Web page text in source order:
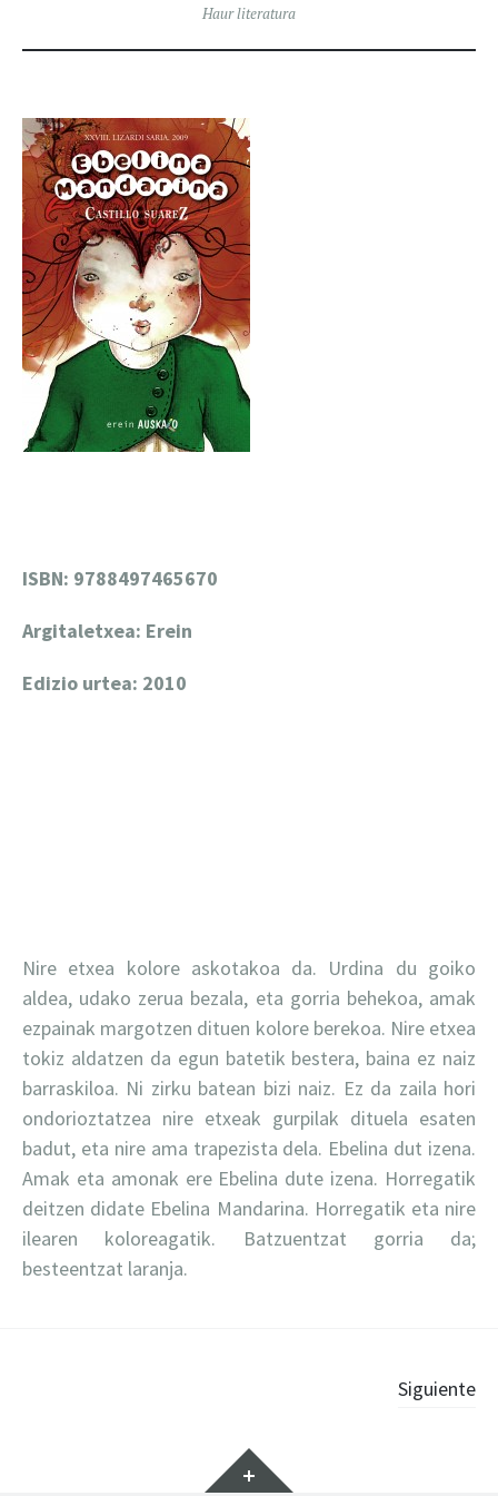
Haur literatura
ISBN: 9788497465670
Argitaletxea: Erein
Edizio urtea: 2010
Nire etxea kolore askotakoa da. Urdina du goiko
aldea, udako zerua bezala, eta gorria behekoa, amak
ezpainak margotzen dituen kolore berekoa. Nire etxea
tokiz aldatzen da egun batetik bestera, baina ez naiz
barraskiloa. Ni zirku batean bizi naiz. Ez da zaila hori
ondorioztatzea nire etxeak gurpilak dituela esaten
badut, eta nire ama trapezista dela. Ebelina dut izena.
Amak eta amonak ere Ebelina dute izena. Horregatik
deitzen didate Ebelina Mandarina. Horregatik eta nire
ilearen koloreagatik. Batzuentzat gorria da;
besteentzat laranja.
Siguiente
Widgets